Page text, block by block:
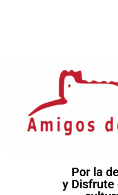
Por la
y Disfrute